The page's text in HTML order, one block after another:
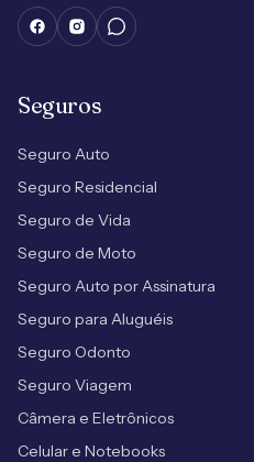
Seguros
Seguro Auto
Seguro Residencial
Seguro de Vida
Seguro de Moto
Seguro Auto por Assinatura
Seguro para Aluguéis
Seguro Odonto
Seguro Viagem
Câmera e Eletrônicos
Celular e Notebooks